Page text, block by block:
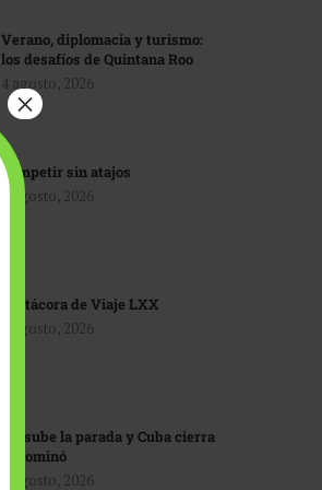
Verano, diplomacia y turismo:
los desafíos de Quintana Roo
4 agosto, 2026
Competir sin atajos
4 agosto, 2026
Bitácora de Viaje LXX
3 agosto, 2026
EU sube la parada y Cuba cierra
el dominó
3 agosto, 2026
×